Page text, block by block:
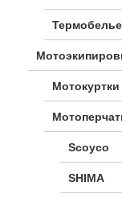
Scoyco
SHIMA